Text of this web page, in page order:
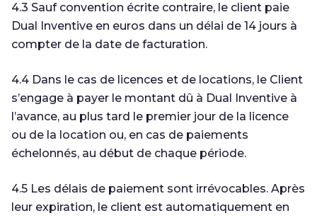
4.3 Sauf convention écrite contraire, le client paie
Dual Inventive en euros dans un délai de 14 jours à
compter de la date de facturation.
4.4 Dans le cas de licences et de locations, le Client
s’engage à payer le montant dû à Dual Inventive à
l’avance, au plus tard le premier jour de la licence
ou de la location ou, en cas de paiements
échelonnés, au début de chaque période.
4.5 Les délais de paiement sont irrévocables. Après
leur expiration, le client est automatiquement en